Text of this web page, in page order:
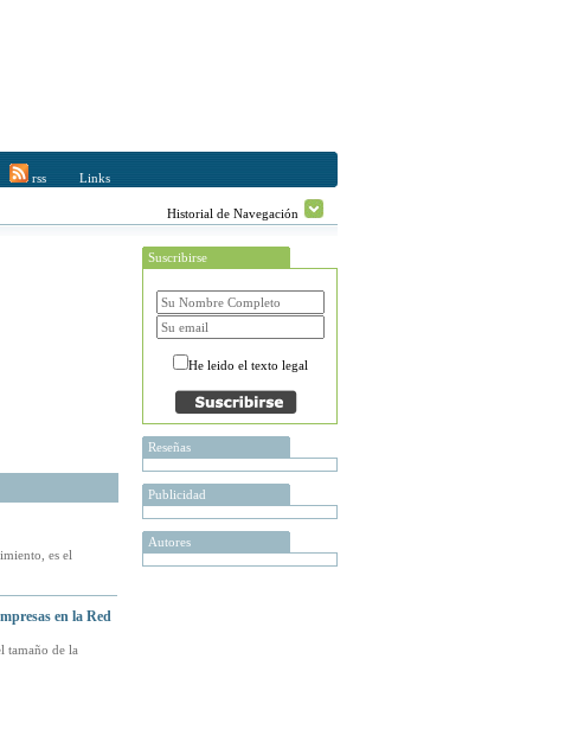
rss Links
Historial de Navegación
es el
en la Red
tamaño de la
Suscribirse
He leido el texto legal
Reseñas
Publicidad
Autores